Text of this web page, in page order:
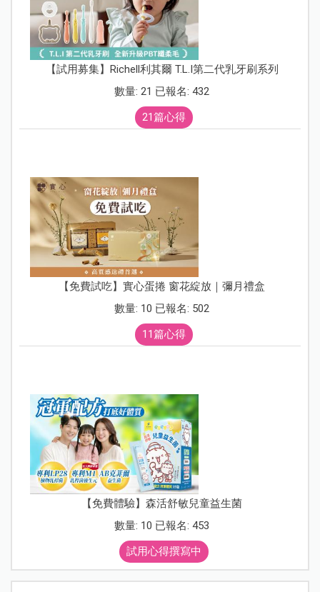
【試用募集】Richell利其爾 T.L.I第二代乳牙刷系列
數量: 21 已報名: 432
21篇心得
【免費試吃】實心蛋捲 窗花綻放｜彌月禮盒
數量: 10 已報名: 502
11篇心得
【免費體驗】森活舒敏兒童益生菌
數量: 10 已報名: 453
試用心得撰寫中